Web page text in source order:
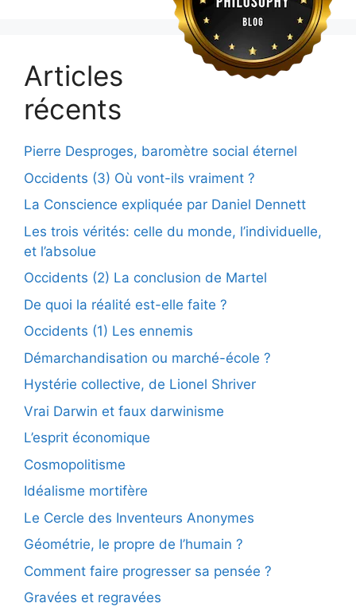
Articles
récents
Pierre Desproges, baromètre social éternel
Occidents (3) Où vont-ils vraiment ?
La Conscience expliquée par Daniel Dennett
Les trois vérités: celle du monde, l’individuelle,
et l’absolue
Occidents (2) La conclusion de Martel
De quoi la réalité est-elle faite ?
Occidents (1) Les ennemis
Démarchandisation ou marché-école ?
Hystérie collective, de Lionel Shriver
Vrai Darwin et faux darwinisme
L’esprit économique
Cosmopolitisme
Idéalisme mortifère
Le Cercle des Inventeurs Anonymes
Géométrie, le propre de l’humain ?
Comment faire progresser sa pensée ?
Gravées et regravées